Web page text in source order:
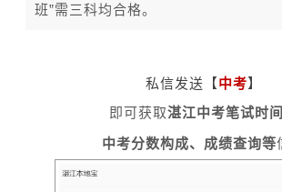
班”需三科均合格。
私信发送【中考】
即可获取湛江中考笔试时间
中考分数构成、成绩查询等